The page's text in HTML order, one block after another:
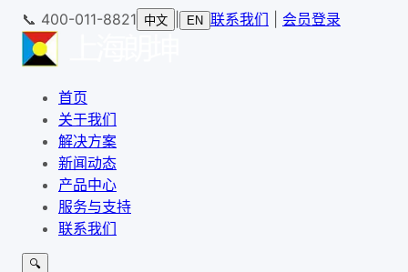
📞 400-011-8821 中文 EN 联系我们 会员登录
首页
关于我们
解决方案
新闻动态
产品中心
服务与支持
联系我们
🔍